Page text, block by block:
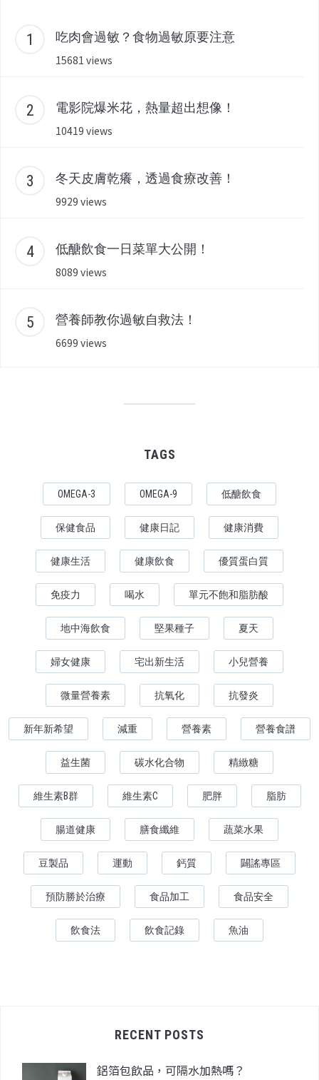
吃肉會過敏？食物過敏原要注意
15681 views
電影院爆米花，熱量超出想像！
10419 views
冬天皮膚乾癢，透過食療改善！
9929 views
低醣飲食一日菜單大公開！
8089 views
營養師教你過敏自救法！
6699 views
TAGS
OMEGA-3 OMEGA-9 低醣飲食
保健食品 健康日記 健康消費
健康生活 健康飲食 優質蛋白質
免疫力 喝水 單元不飽和脂肪酸
地中海飲食 堅果種子 夏天
婦女健康 宅出新生活 小兒營養
微量營養素 抗氧化 抗發炎
新年新希望 減重 營養素 營養食譜
益生菌 碳水化合物 精緻糖
維生素B群 維生素C 肥胖 脂肪
腸道健康 膳食纖維 蔬菜水果
豆製品 運動 鈣質 闢謠專區
預防勝於治療 食品加工 食品安全
飲食法 飲食記錄 魚油
RECENT POSTS
鋁箔包飲品，可隔水加熱嗎？